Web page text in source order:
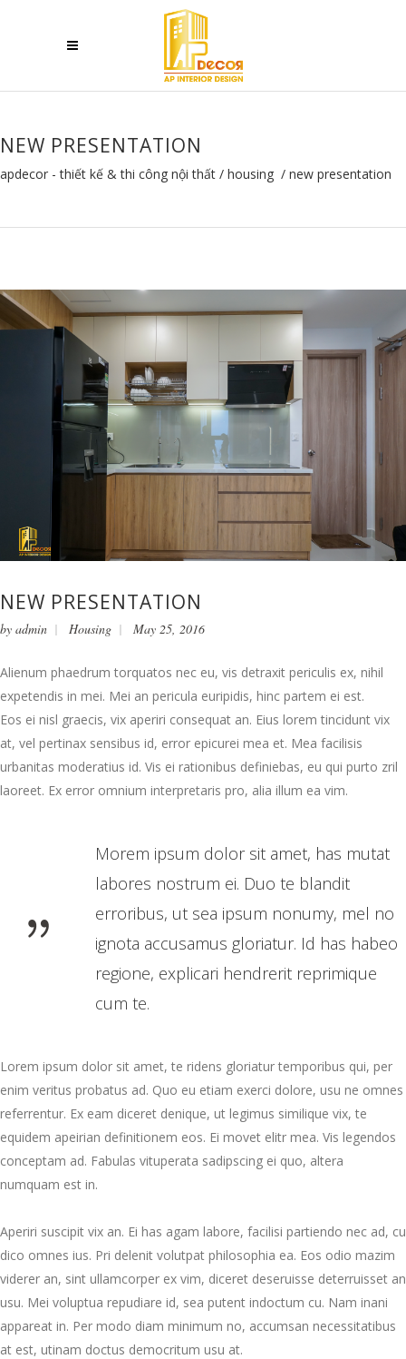
NEW PRESENTATION
apdecor - thiết kế & thi công nội thất / housing / new presentation
NEW PRESENTATION
by admin Housing May 25, 2016
Alienum phaedrum torquatos nec eu, vis detraxit periculis ex, nihil
expetendis in mei. Mei an pericula euripidis, hinc partem ei est.
Eos ei nisl graecis, vix aperiri consequat an. Eius lorem tincidunt vix
at, vel pertinax sensibus id, error epicurei mea et. Mea facilisis
urbanitas moderatius id. Vis ei rationibus definiebas, eu qui purto zril
laoreet. Ex error omnium interpretaris pro, alia illum ea vim.
Morem ipsum dolor sit amet, has mutat
labores nostrum ei. Duo te blandit
erroribus, ut sea ipsum nonumy, mel no
ignota accusamus gloriatur. Id has habeo
regione, explicari hendrerit reprimique
cum te.
Lorem ipsum dolor sit amet, te ridens gloriatur temporibus qui, per
enim veritus probatus ad. Quo eu etiam exerci dolore, usu ne omnes
referrentur. Ex eam diceret denique, ut legimus similique vix, te
equidem apeirian definitionem eos. Ei movet elitr mea. Vis legendos
conceptam ad. Fabulas vituperata sadipscing ei quo, altera
numquam est in.
Aperiri suscipit vix an. Ei has agam labore, facilisi partiendo nec ad, cu
dico omnes ius. Pri delenit volutpat philosophia ea. Eos odio mazim
viderer an, sint ullamcorper ex vim, diceret deseruisse deterruisset an
usu. Mei voluptua repudiare id, sea putent indoctum cu. Nam inani
appareat in. Per modo diam minimum no, accumsan necessitatibus
at est, utinam doctus democritum usu at.